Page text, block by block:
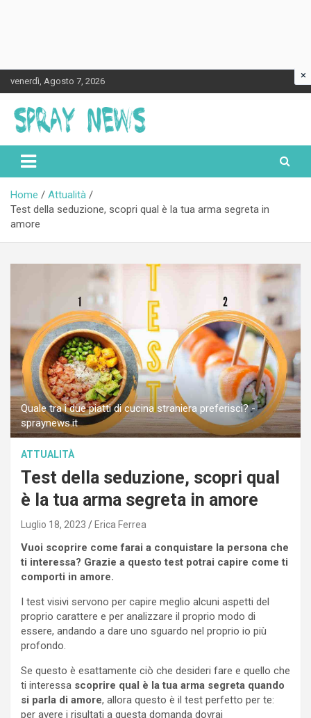
to
content
venerdì, Agosto 7, 2026
Spraynews.it
Home
Attualità
Test della seduzione, scopri qual è la tua arma segreta in
amore
Quale tra i due piatti di cucina straniera preferisci? -
spraynews.it
ATTUALITÀ
Test della seduzione, scopri qual
è la tua arma segreta in amore
Luglio 18, 2023 Erica Ferrea
Vuoi scoprire come farai a conquistare la persona che
ti interessa? Grazie a questo test potrai capire come ti
comporti in amore.
I test visivi servono per capire meglio alcuni aspetti del
proprio carattere e per analizzare il proprio modo di
essere, andando a dare uno sguardo nel proprio io più
profondo.
Se questo è esattamente ciò che desideri fare e quello che
ti interessa scoprire qual è la tua arma segreta quando
si parla di amore, allora questo è il test perfetto per te:
per avere i risultati a questa domanda dovrai
×